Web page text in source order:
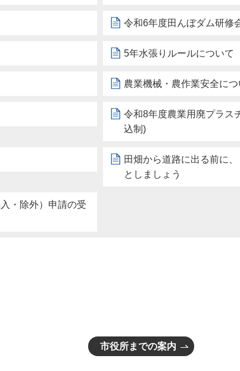
令和6年度田んぼダム研修
5年水張りルールについて
農業機械・農作業安全につ
令和8年度農業用廃プラス
込制)
田畑から道路に出る前に
としましょう
・除外）申請の受
市役所までの案内